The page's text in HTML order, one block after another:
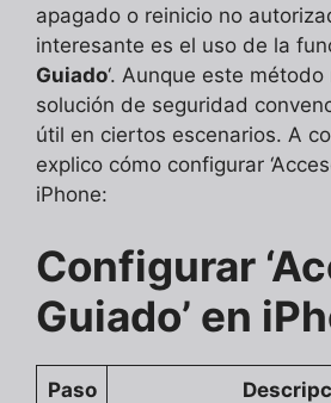
apagado o reinicio no
interesante es el uso de la
Guiado‘. Aunque este método
solución de seguridad
útil en ciertos escenarios. A
explico cómo configurar
iPhone:
Configurar
Guiado’ en
Paso